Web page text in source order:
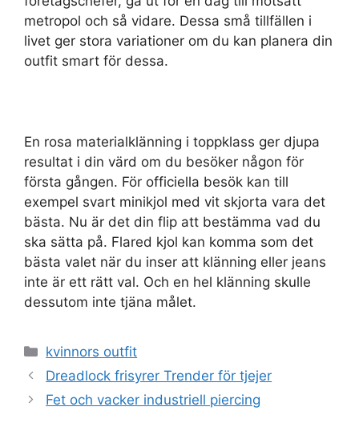
metropol och så vidare. Dessa små tillfällen i
livet ger stora variationer om du kan planera din
outfit smart för dessa.
En rosa materialklänning i toppklass ger djupa
resultat i din värd om du besöker någon för
första gången. För officiella besök kan till
exempel svart minikjol med vit skjorta vara det
bästa. Nu är det din flip att bestämma vad du
ska sätta på. Flared kjol kan komma som det
bästa valet när du inser att klänning eller jeans
inte är ett rätt val. Och en hel klänning skulle
dessutom inte tjäna målet.
Categories
kvinnors outfit
Dreadlock frisyrer Trender för tjejer
Fet och vacker industriell piercing